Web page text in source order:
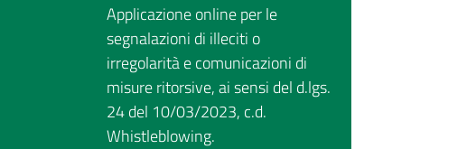
Applicazione online per le
segnalazioni di illeciti o
irregolarità e comunicazioni di
misure ritorsive, ai sensi del d.lgs.
24 del 10/03/2023, c.d.
Whistleblowing.